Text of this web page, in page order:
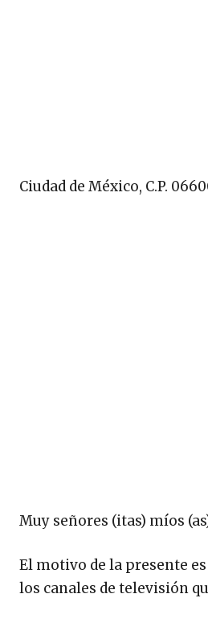
Ciudad de México, C.P.
Muy señores (itas) míos
El motivo de la presente
los canales de televisión